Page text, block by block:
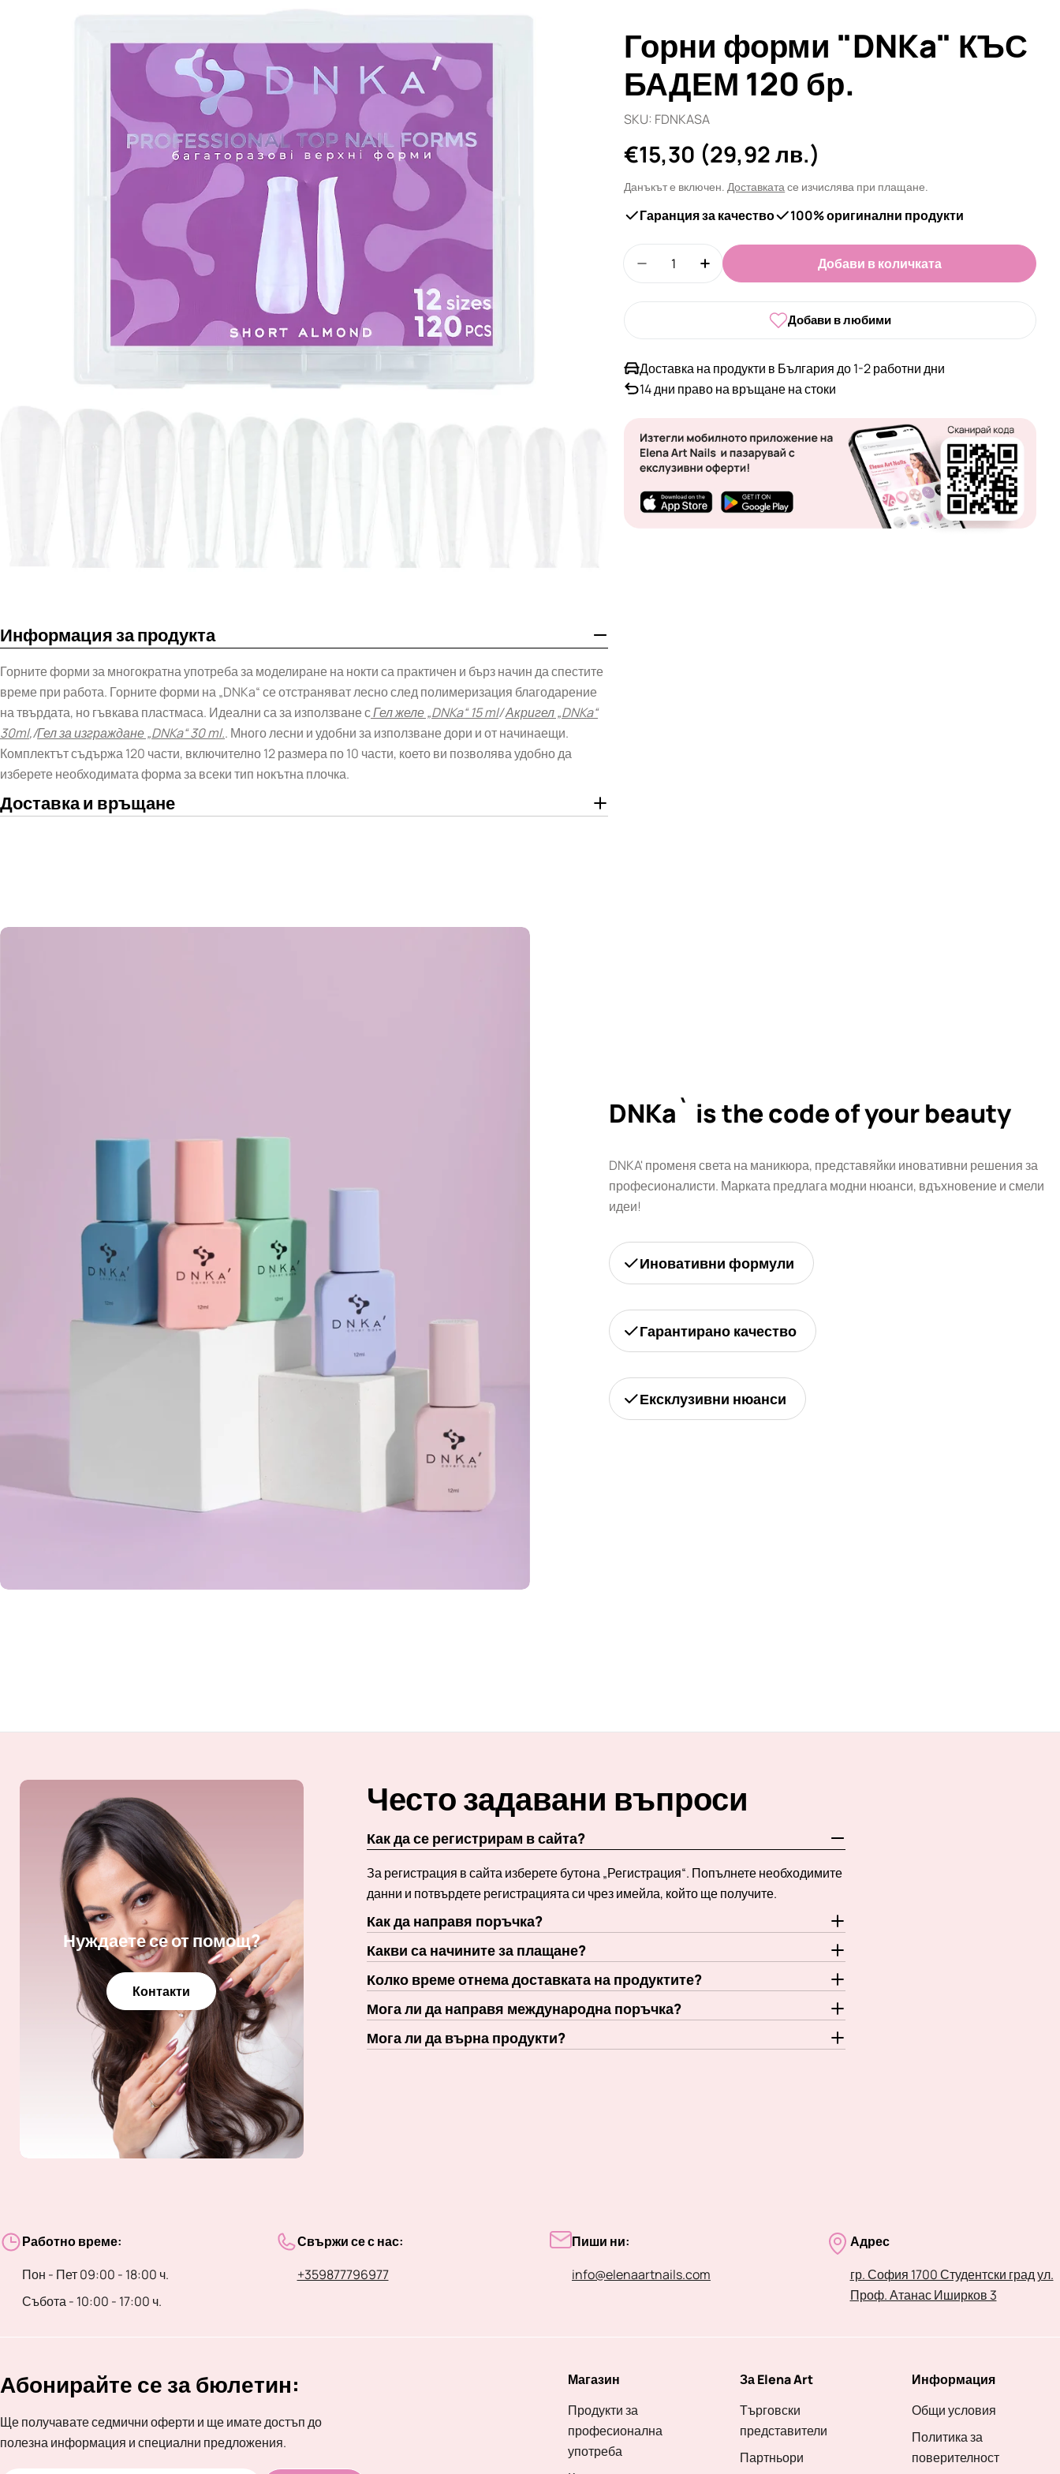
медия 0 в прозорец
Информация за продукта
Горните форми за многократна употреба за моделиране на нокти са практичен и бърз начин да спестите
време при работа. Горните форми на „DNKa“ се отстраняват лесно след полимеризация благодарение
на твърдата, но гъвкава пластмаса. Идеални са за използване сГел желе „DNKa“ 15 ml/Акригел „DNKa“
30ml,/Гел за изграждане „DNKa“ 30 ml.. Много лесни и удобни за използване дори и от начинаещи.
Комплектът съдържа 120 части, включително 12 размера по 10 части, което ви позволява удобно да
изберете необходимата форма за всеки тип нокътна плочка.
Доставка и връщане
Горни форми "DNKa" КЪС
БАДЕМ 120 бр.
SKU: FDNKASA
Редовна
цена
€15,30 (29,92 лв.)
Данъкът е включен.Доставкатасе изчислява при плащане.
Гаранция за качество 100% оригинални продукти
Намали количеството за Горни форми &quot;DNKa&quot;
Увеличи количеството за Горни форми
Добави в количката
Добави в любими
Доставка на продукти в България до 1-2 работни дни
14 дни право на връщане на стоки
DNKa` is the code of your beauty
DNKA' променя света на маникюра, представяйки иновативни решения за
професионалисти. Марката предлага модни нюанси, вдъхновение и смели
идеи!
Иновативни формули
Гарантирано качество
Ексклузивни нюанси
Нуждаете се от помощ?
Контакти
Често задавани въпроси
Как да се регистрирам в сайта?
За регистрация в сайта изберете бутона „Регистрация“. Попълнете необходимите
данни и потвърдете регистрацията си чрез имейла, който ще получите.
Как да направя поръчка?
Какви са начините за плащане?
Колко време отнема доставката на продуктите?
Мога ли да направя международна поръчка?
Мога ли да върна продукти?
Работно време:
Пон - Пет 09:00 - 18:00 ч.
Събота - 10:00 - 17:00 ч.
Свържи се с нас:
+359877796977
Пиши ни:
info@elenaartnails.com
Адрес
гр. София 1700 Студентски град ул.
Проф. Атанас Иширков 3
Абонирайте се за бюлетин:
Ще получавате седмични оферти и ще имате достъп до
полезна информация и специални предложения.
Магазин
Продукти за
професионална
употреба
За Elena Art
Търговски
представители
Партньори
Информация
Общи условия
Политика за
поверителност